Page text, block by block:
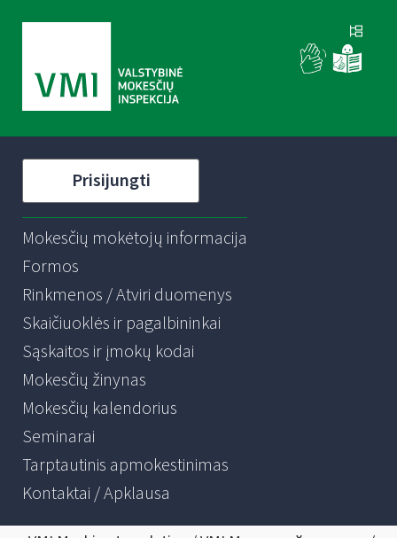
Prisijungti
Mokesčių mokėtojų informacija
Formos
Rinkmenos / Atviri duomenys
Skaičiuoklės ir pagalbininkai
Sąskaitos ir įmokų kodai
Mokesčių žinynas
Mokesčių kalendorius
Seminarai
Tarptautinis apmokestinimas
Kontaktai / Apklausa